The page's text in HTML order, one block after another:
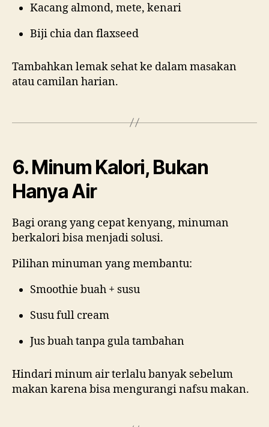
Kacang almond, mete, kenari
Biji chia dan flaxseed
Tambahkan lemak sehat ke dalam masakan
atau camilan harian.
6. Minum Kalori, Bukan
Hanya Air
Bagi orang yang cepat kenyang, minuman
berkalori bisa menjadi solusi.
Pilihan minuman yang membantu:
Smoothie buah + susu
Susu full cream
Jus buah tanpa gula tambahan
Hindari minum air terlalu banyak sebelum
makan karena bisa mengurangi nafsu makan.